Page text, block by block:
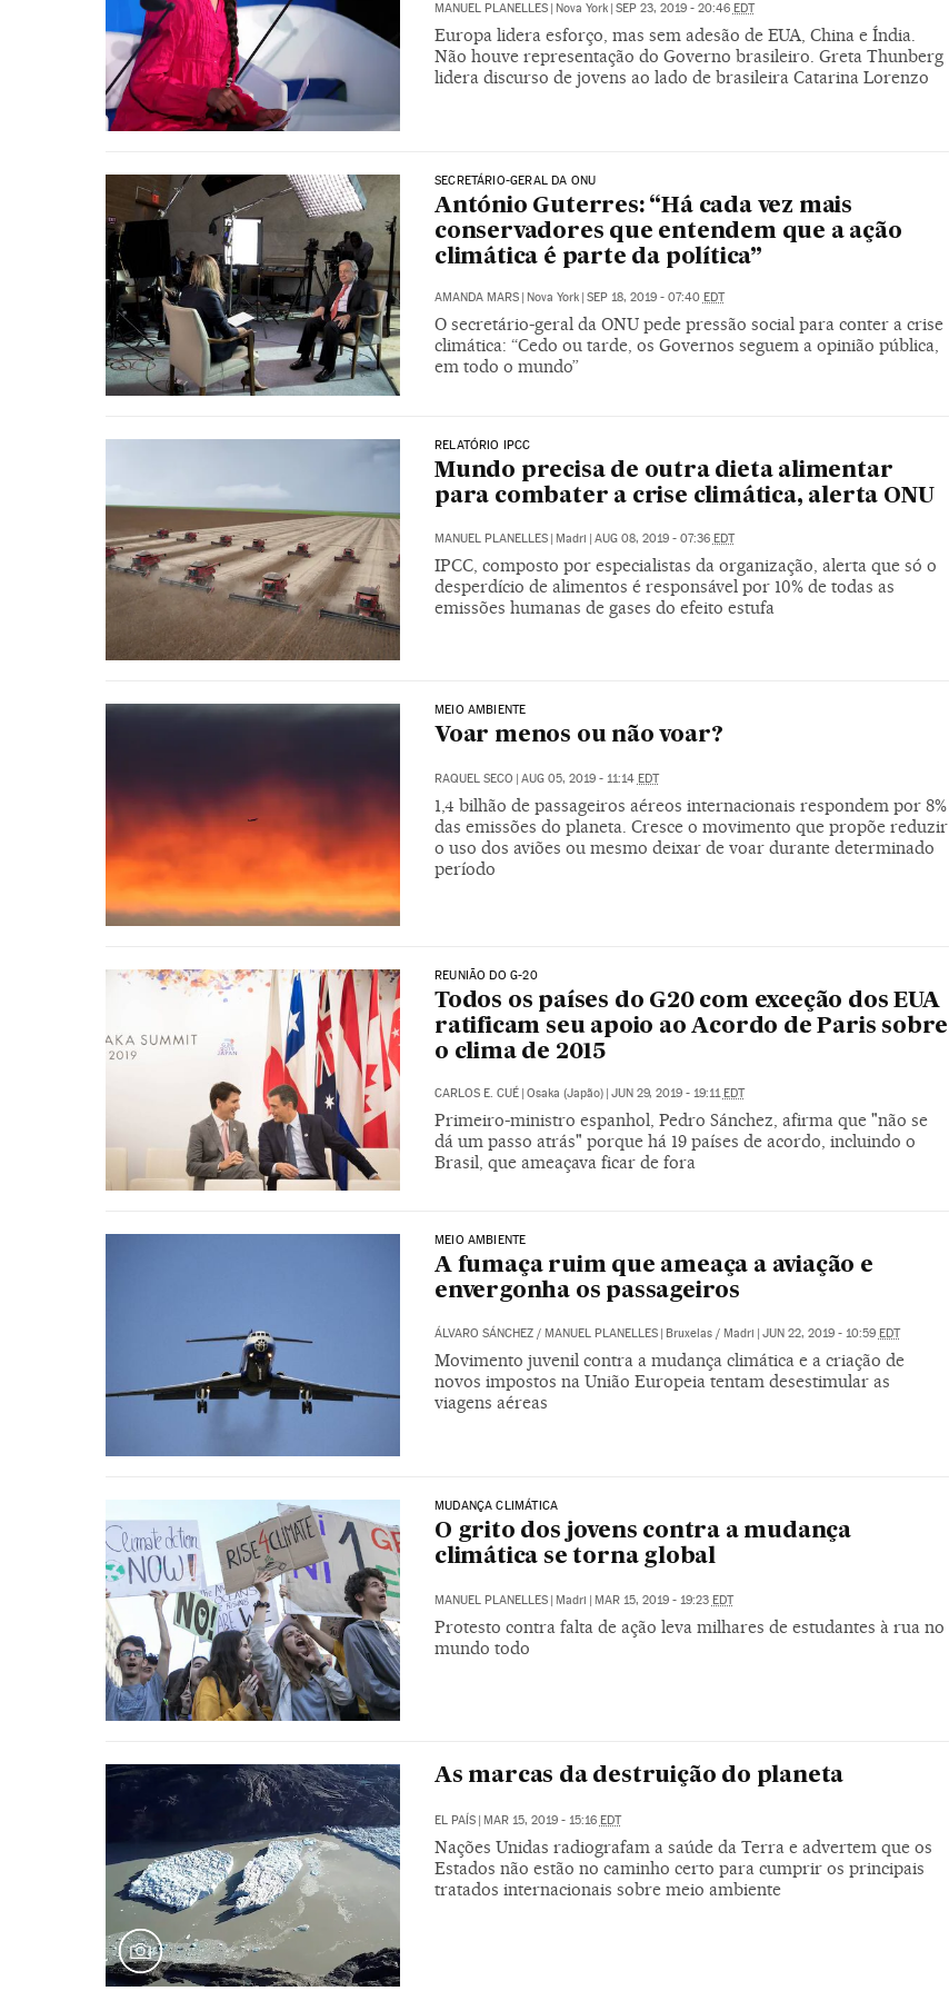
MANUEL PLANELLES Nova York SEP 23, 2019 - 20:46 EDT
Europa lidera esforço, mas sem adesão de EUA, China e Índia.
Não houve representação do Governo brasileiro. Greta Thunberg
lidera discurso de jovens ao lado de brasileira Catarina Lorenzo
SECRETÁRIO-GERAL DA ONU
António Guterres: “Há cada vez mais
conservadores que entendem que a ação
climática é parte da política”
AMANDA MARS Nova York SEP 18, 2019 - 07:40 EDT
O secretário-geral da ONU pede pressão social para conter a crise
climática: “Cedo ou tarde, os Governos seguem a opinião pública,
em todo o mundo”
RELATÓRIO IPCC
Mundo precisa de outra dieta alimentar
para combater a crise climática, alerta ONU
MANUEL PLANELLES | Madri | AUG 08, 2019 - 07:36 EDT
IPCC, composto por especialistas da organização, alerta que só o
desperdício de alimentos é responsável por 10% de todas as
emissões humanas de gases do efeito estufa
MEIO AMBIENTE
Voar menos ou não voar?
RAQUEL SECO | AUG 05, 2019 - 11:14 EDT
1,4 bilhão de passageiros aéreos internacionais respondem por 8%
das emissões do planeta. Cresce o movimento que propõe reduzir
o uso dos aviões ou mesmo deixar de voar durante determinado
período
REUNIÃO DO G-20
Todos os países do G20 com exceção dos EUA
ratificam seu apoio ao Acordo de Paris sobre
o clima de 2015
CARLOS E. CUÉ | Osaka (Japão) | JUN 29, 2019 - 19:11EDT
Primeiro-ministro espanhol, Pedro Sánchez, afirma que "não se
dá um passo atrás" porque há 19 países de acordo, incluindo o
Brasil, que ameaçava ficar de fora
MEIO AMBIENTE
A fumaça ruim que ameaça a aviação e
envergonha os passageiros
ÁLVARO SÁNCHEZ/ MANUEL PLANELLES Bruxelas / Madri JUN 22, 2019 - 10:59 EDT
Movimento juvenil contra a mudança climática e a criação de
novos impostos na União Europeia tentam desestimular as
viagens aéreas
MUDANÇA CLIMÁTICA
O grito dos jovens contra a mudança
climática se torna global
MANUEL PLANELLES | Madri | MAR 15, 2019 - 19:23 EDT
Protesto contra falta de ação leva milhares de estudantes à rua no
mundo todo
As marcas da destruição do planeta
EL PAÍS | MAR 15, 2019 - 15:16 EDT
Nações Unidas radiografam a saúde da Terra e advertem que os
Estados não estão no caminho certo para cumprir os principais
tratados internacionais sobre meio ambiente